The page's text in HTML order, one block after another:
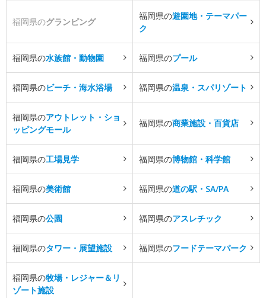
福岡県のグランピング
福岡県の遊園地・テーマパー
ク
福岡県の水族館・動物園 福岡県のプール
福岡県のビーチ・海水浴場 福岡県の温泉・スパリゾート
福岡県のアウトレット・ショ
ッピングモール
福岡県の商業施設・百貨店
福岡県の工場見学 福岡県の博物館・科学館
福岡県の美術館 福岡県の道の駅・SA/PA
福岡県の公園 福岡県のアスレチック
福岡県のタワー・展望施設 福岡県のフードテーマパーク
福岡県の牧場・レジャー＆リ
ゾート施設